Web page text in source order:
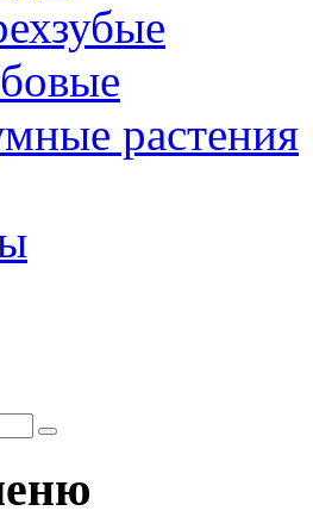
растения